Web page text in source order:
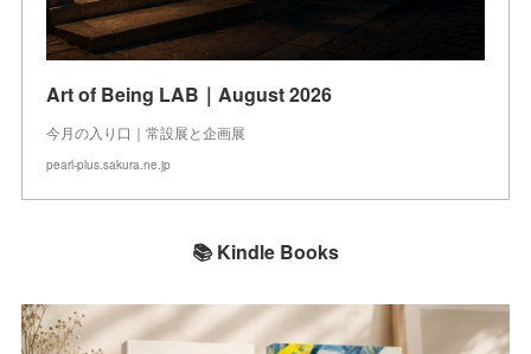
Art of Being LAB｜August 2026
今月の入り口｜常設展と企画展
pearl-plus.sakura.ne.jp
📚 Kindle Books